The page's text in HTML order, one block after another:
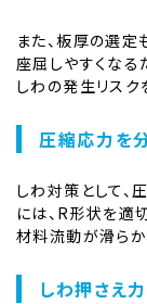
また、板厚の選定
座屈しやすくなる
しわの発生リスク
圧縮応力を
しわ対策として
には、R形状を適
材料流動が滑らか
しわ押さえ